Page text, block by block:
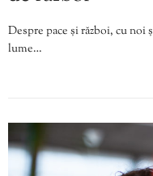
Despre pace și război, cu
lume…